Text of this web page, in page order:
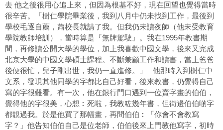
去 他之後很用心追上來，但因為根基不好，現在回望也覺得當時
很辛苦。「樹仁學院畢業後，我到八月中仍未找到工作，最後到
學校毛逐自薦，蕭校長就請了我。但我仍未讀夜師（他未受教育
學院教師培訓），當時算是『無牌駕駛』。我在1995年教書期
間，再修讀公開大學的學位，加上我喜歡中國文學，後來又完成
北京大學的中國文學碩士課程。不斷兼顧工作和讀書，當上爸爸
後便很忙，兒子剛出世，我仍一直進修。」 他那時入到樹仁中
文系，發現其他同學的字都比自己好看，後來教書，仍覺得自己
寫的字很難看。有一次，他在銀行門口遇到一位賣字畫的伯伯，
覺得他的字很美，心想︰死啦，我教咗幾年書，但街邊伯伯啲字
都靚過我。於是他買了那幅畫，再問伯伯︰「你會不會教寫
字？」他告知伯伯自己是位老師，伯伯後來上門教他寫字，初時